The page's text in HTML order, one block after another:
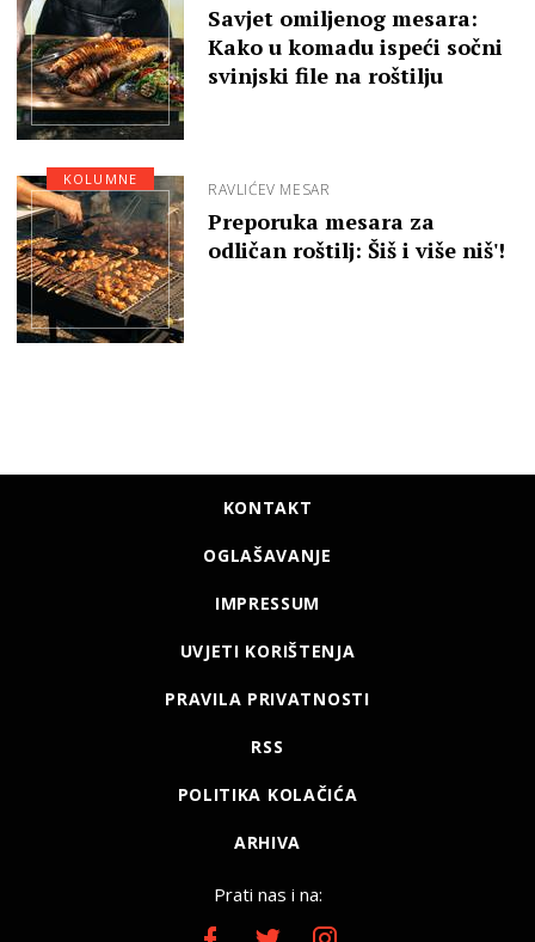
Savjet omiljenog mesara:
Kako u komadu ispeći sočni
svinjski file na roštilju
RAVLIĆEV MESAR
Preporuka mesara za
odličan roštilj: Šiš i više niš'!
KOLUMNE
KONTAKT
OGLAŠAVANJE
IMPRESSUM
UVJETI KORIŠTENJA
PRAVILA PRIVATNOSTI
RSS
POLITIKA KOLAČIĆA
ARHIVA
Prati nas i na: